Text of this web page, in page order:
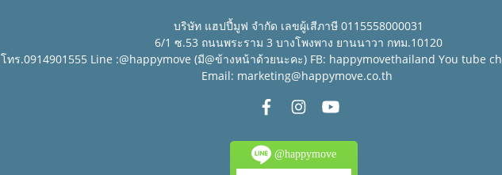
บริษัท แฮปปี้มูฟ จำกัด เลขผู้เสีภาษี 0115558000031
6/1 ซ.53 ถนนพระราม 3 บางโพงพาง ยานนาวา กทม.10120
โทร.0914901555 Line :@happymove (มี@ข้างหน้าด้วยนะคะ) FB: happymovethailand You tube
Email: marketing@happymove.co.th
@happymove